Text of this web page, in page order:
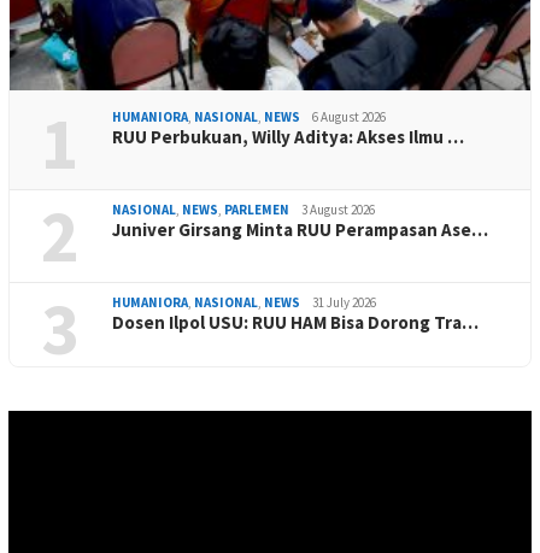
1 HUMANIORA, NASIONAL, NEWS 6 August 2026
RUU Perbukuan, Willy Aditya: Akses Ilmu …
2 NASIONAL, NEWS, PARLEMEN 3 August 2026
Juniver Girsang Minta RUU Perampasan Ase…
3 HUMANIORA, NASIONAL, NEWS 31 July 2026
Dosen Ilpol USU: RUU HAM Bisa Dorong Tra…